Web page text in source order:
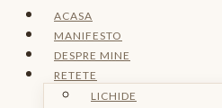
ACASA
MANIFESTO
DESPRE MINE
RETETE
LICHIDE